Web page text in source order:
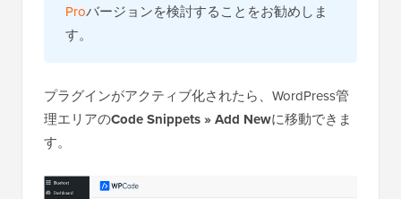
Proバージョンを検討することをお勧めしま
す。
プラグインがアクティブ化されたら、WordPress管
理エリアのCode Snippets»Add Newに移動できま
す。